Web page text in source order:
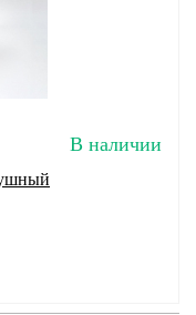
В наличии